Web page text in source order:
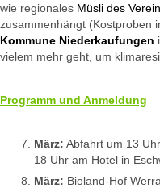
wie regionales Müsli des
zusammenhängt (Kostproben
Kommune Niederkaufungen
vielem mehr geht, um
Programm und Anmeldung
März: Abfahrt um 13
18 Uhr am Hotel in
März: Bioland-Hof